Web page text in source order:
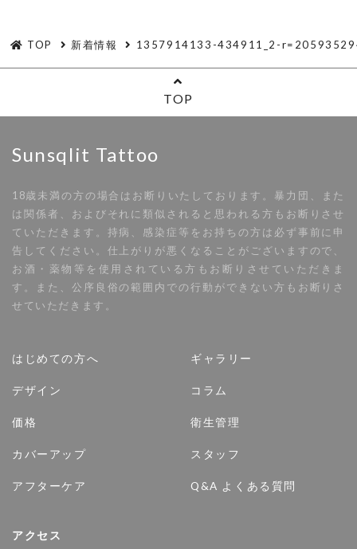
TOP 新着情報 1357914133-434911_2-
TOP
Sunsqlit Tattoo
18歳未満の方の場合はお断りいたしております。暴力団、また
は関係者、およびそれに類似されると思われる方もお断りさせ
ていただきます。持病、感染症等をお持ちの方は必ず事前に申
告してください。仕上がりが悪くなることがございますので、
お酒・薬物等を使用されている方もお断りさせていただきま
す。また、公序良俗の範囲内での行動ができない方もお断りさ
せていただきます。
はじめての方へ
デザイン
価格
カバーアップ
アフターケア
ギャラリー
コラム
衛生管理
スタッフ
Q&A よくある質問
アクセス